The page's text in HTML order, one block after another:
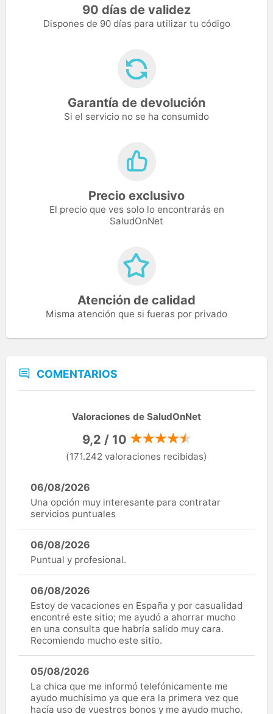
90 días de validez
Dispones de 90 días para utilizar tu código
Garantía de devolución
Si el servicio no se ha consumido
Precio exclusivo
El precio que ves solo lo encontrarás en
SaludOnNet
Atención de calidad
Misma atención que si fueras por privado
COMENTARIOS
Valoraciones de SaludOnNet
9,2 / 10
(171.242 valoraciones recibidas)
06/08/2026
Una opción muy interesante para contratar
servicios puntuales
06/08/2026
Puntual y profesional.
06/08/2026
Estoy de vacaciones en España y por casualidad
encontré este sitio; me ayudó a ahorrar mucho
en una consulta que habría salido muy cara.
Recomiendo mucho este sitio.
05/08/2026
La chica que me informó telefónicamente me
ayudo muchísimo ya que era la primera vez que
hacía uso de vuestros bonos y me ayudo mucho.